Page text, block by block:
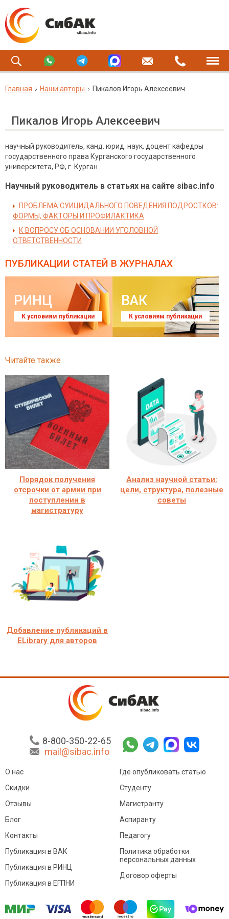
Главная Наши авторы Пикалов Игорь Алексеевич
Пикалов Игорь Алексеевич
научный руководитель, канд. юрид. наук, доцент кафедры
государственного права Курганского государственного
университета, РФ, г. Курган
Научный руководитель в статьях на сайте sibac.info
ПРОБЛЕМА СУИЦИДАЛЬНОГО ПОВЕДЕНИЯ ПОДРОСТКОВ:
ФОРМЫ, ФАКТОРЫ И ПРОФИЛАКТИКА
К ВОПРОСУ ОБ ОСНОВАНИИ УГОЛОВНОЙ
ОТВЕТСТВЕННОСТИ
ПУБЛИКАЦИИ СТАТЕЙ В ЖУРНАЛАХ
РИНЦ
К условиям публикации
ВАК
К условиям публикации
Читайте также
Порядок получения
отсрочки от армии при
поступлении в
магистратуру
Анализ научной статьи:
цели, структура, полезные
советы
Добавление публикаций в
ELibrary для авторов
8-800-350-22-65
mail@sibac.info
О нас
Скидки
Отзывы
Блог
Контакты
Где опубликовать статью
Студенту
Магистранту
Аспиранту
Педагогу
Публикация в ВАК
Публикация в РИНЦ
Публикация в ЕГПНИ
Политика обработки
персональных данных
Договор оферты